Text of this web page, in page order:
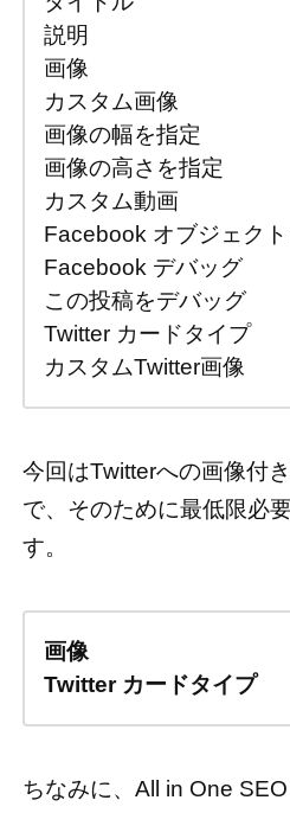
説明
画像
カスタム画像
画像の幅を指定
画像の高さを指定
カスタム動画
Facebook オブジェク
Facebook デバッグ
この投稿をデバッグ
Twitter カードタイプ
カスタムTwitter画像
今回はTwitterへの画像付
で、そのために最低限必
す。
画像
Twitter カードタイプ
ちなみに、All in One